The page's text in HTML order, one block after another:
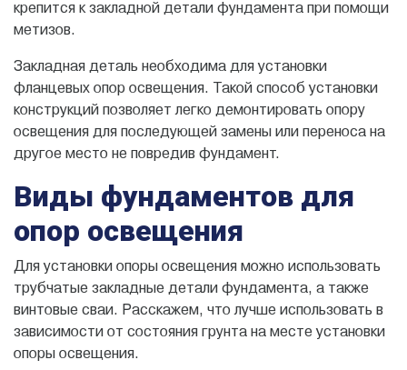
крепится к закладной детали фундамента при помощи
метизов.
Закладная деталь необходима для установки
фланцевых опор освещения. Такой способ установки
конструкций позволяет легко демонтировать опору
освещения для последующей замены или переноса на
другое место не повредив фундамент.
Виды фундаментов для
опор освещения
Для установки опоры освещения можно использовать
трубчатые закладные детали фундамента, а также
винтовые сваи. Расскажем, что лучше использовать в
зависимости от состояния грунта на месте установки
опоры освещения.